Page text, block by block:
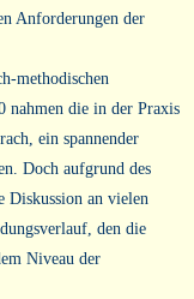
Anforderungen der
methodischen
nahmen die in der Praxis
ein spannender
Doch aufgrund des
Diskussion an vielen
den die
Niveau der